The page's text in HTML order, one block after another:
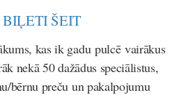
BIĻETI ŠEIT
kas ik gadu pulcē vairākus
nekā 50 dažādus speciālistus,
bērnu preču un pakalpojumu